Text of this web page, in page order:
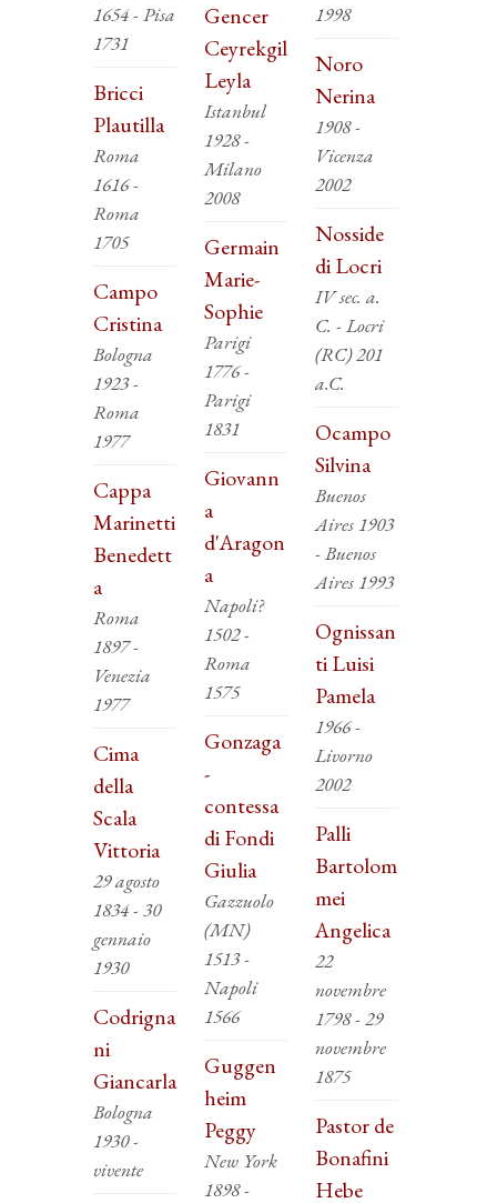
1654 - Pisa
1731
Bricci
Plautilla
Roma
1616 -
Roma
1705
Campo
Cristina
Bologna
1923 -
Roma
1977
Cappa
Marinetti
Benedett
a
Roma
1897 -
Venezia
1977
Cima
della
Scala
Vittoria
29 agosto
1834 - 30
gennaio
1930
Codrigna
ni
Giancarla
Bologna
1930 -
vivente
Gencer
Ceyrekgil
Leyla
Istanbul
1928 -
Milano
2008
Germain
Marie-
Sophie
Parigi
1776 -
Parigi
1831
Giovann
a
d'Aragon
a
Napoli?
1502 -
Roma
1575
Gonzaga
-
contessa
di Fondi
Giulia
Gazzuolo
(MN)
1513 -
Napoli
1566
Guggen
heim
Peggy
New York
1898 -
1998
Noro
Nerina
1908 -
Vicenza
2002
Nosside
di Locri
IV sec. a.
C. - Locri
(RC) 201
a.C.
Ocampo
Silvina
Buenos
Aires 1903
- Buenos
Aires 1993
Ognissan
ti Luisi
Pamela
1966 -
Livorno
2002
Palli
Bartolom
mei
Angelica
22
novembre
1798 - 29
novembre
1875
Pastor de
Bonafini
Hebe